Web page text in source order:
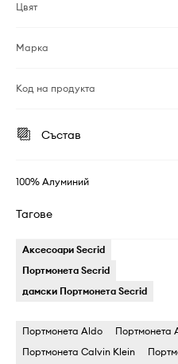
Цвят
Марка
Код на продукта
Състав
100% Алуминий
Тагове
Аксесоари Secrid
Портмонета Secrid
дамски Портмонета Secrid
Портмонета Aldo
Портмонета
Портмонета Calvin Klein